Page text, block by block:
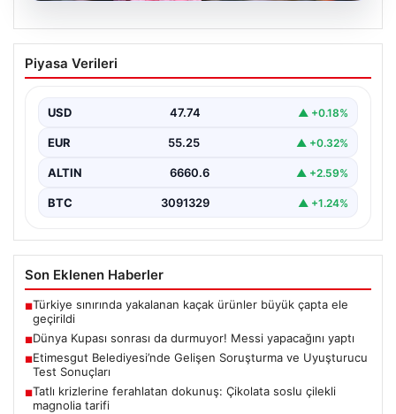
06.08.2026
Dünya Kupası sonrası da durmuyor!
Messi yapacağını yaptı
Piyasa Verileri
USD 47.74 ▲ +0.18%
EUR 55.25 ▲ +0.32%
ALTIN 6660.6 ▲ +2.59%
BTC 3091329 ▲ +1.24%
Son Eklenen Haberler
■Türkiye sınırında yakalanan kaçak ürünler büyük çapta ele
geçirildi
■Dünya Kupası sonrası da durmuyor! Messi yapacağını yaptı
■Etimesgut Belediyesi’nde Gelişen Soruşturma ve Uyuşturucu
Test Sonuçları
■Tatlı krizlerine ferahlatan dokunuş: Çikolata soslu çilekli
magnolia tarifi